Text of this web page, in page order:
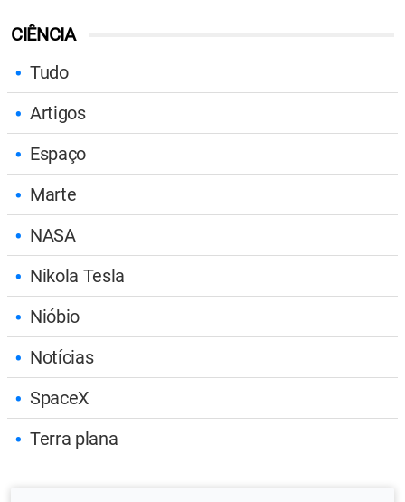
CIÊNCIA
Tudo
Artigos
Espaço
Marte
NASA
Nikola Tesla
Nióbio
Notícias
SpaceX
Terra plana